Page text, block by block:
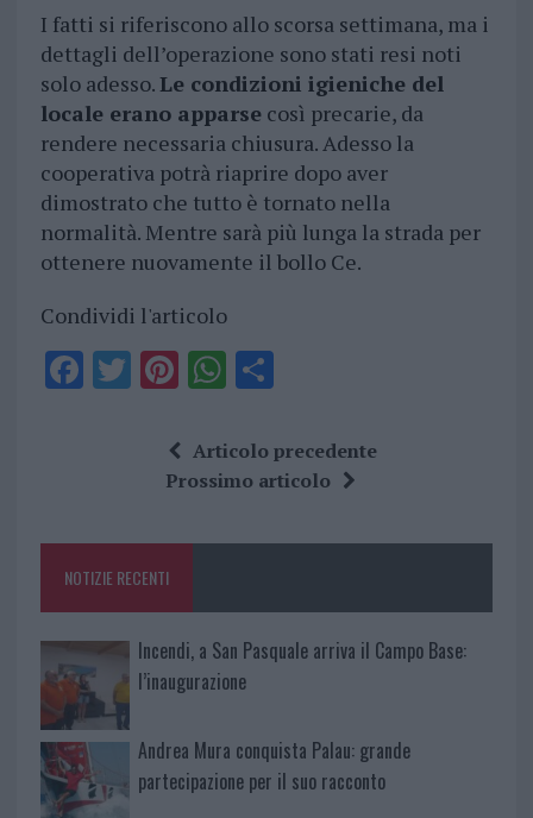
I fatti si riferiscono allo scorsa settimana, ma i
dettagli dell’operazione sono stati resi noti
solo adesso.Le condizioni igieniche del
locale erano apparsecosì precarie, da
rendere necessaria chiusura. Adesso la
cooperativa potrà riaprire dopo aver
dimostrato che tutto è tornato nella
normalità. Mentre sarà più lunga la strada per
ottenere nuovamente il bollo Ce.
Condividi l'articolo
F
o
k
T Pi
te
re
W
at
s
p
S
a
re
Articolo precedente
Prossimo articolo
NOTIZIE RECENTI
Incendi, a San Pasquale arriva il Campo Base:
l’inaugurazione
Andrea Mura conquista Palau: grande
partecipazione per il suo racconto